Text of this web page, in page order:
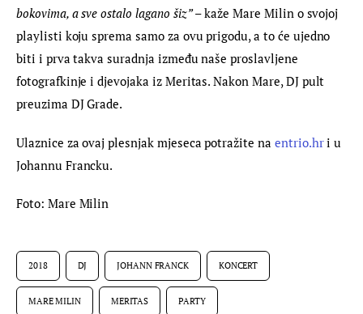
bokovima, a sve ostalo lagano šiz” – kaže Mare Milin o svojoj
playlisti koju sprema samo za ovu prigodu, a to će ujedno
biti i prva takva suradnja između naše proslavljene
fotografkinje i djevojaka iz Meritas. Nakon Mare, DJ pult
preuzima DJ Grade.
Ulaznice za ovaj plesnjak mjeseca potražite na entrio.hr i u
Johannu Francku.
Foto: Mare Milin
2018 DJ JOHANN FRANCK KONCERT
MARE MILIN MERITAS PARTY